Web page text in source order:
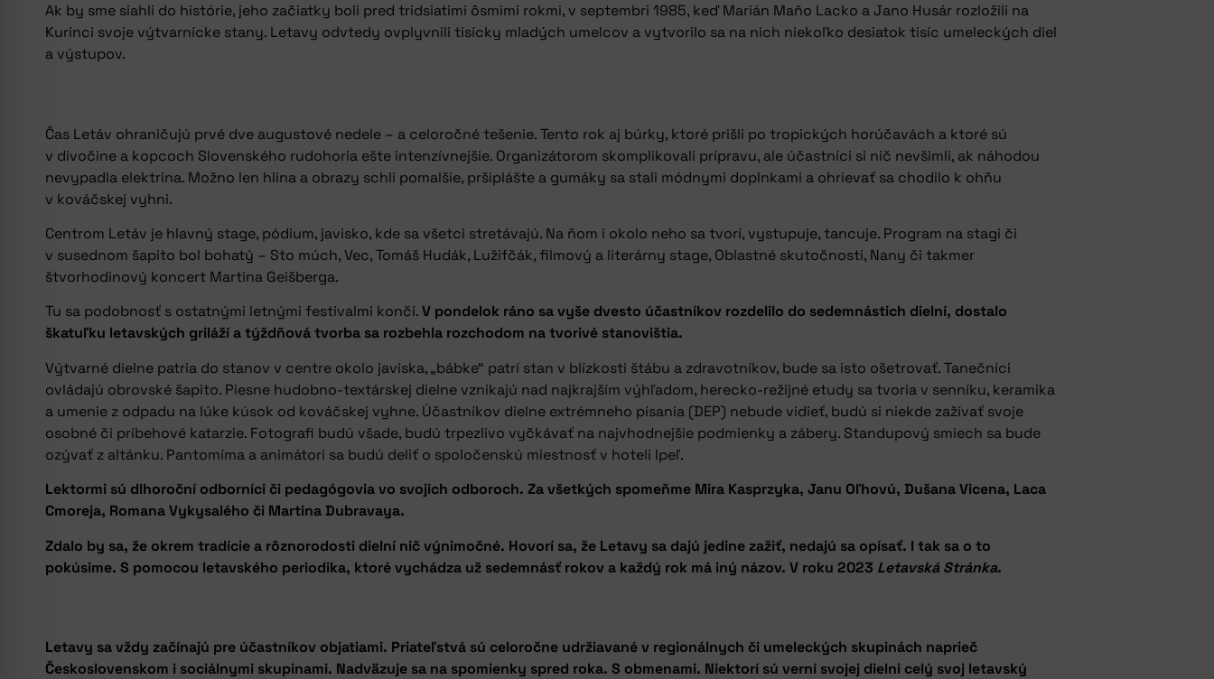
Ak by sme siahli do histórie, jeho začiatky boli pred tridsiatimi ôsmimi rokmi, v septembri 1985, keď Marián Maňo Lacko a Jano Husár rozložili na
Kurinci svoje výtvarnícke stany. Letavy odvtedy ovplyvnili tisícky mladých umelcov a vytvorilo sa na nich niekoľko desiatok tisíc umeleckých diel
a výstupov.
Čas Letáv ohraničujú prvé dve augustové nedele – a celoročné tešenie. Tento rok aj búrky, ktoré prišli po tropických horúčavách a ktoré sú
v divočine a kopcoch Slovenského rudohoria ešte intenzívnejšie. Organizátorom skomplikovali prípravu, ale účastníci si nič nevšimli, ak náhodou
nevypadla elektrina. Možno len hlina a obrazy schli pomalšie, pršiplášte a gumáky sa stali módnymi doplnkami a ohrievať sa chodilo k ohňu
v kováčskej vyhni.
Centrom Letáv je hlavný stage, pódium, javisko, kde sa všetci stretávajú. Na ňom i okolo neho sa tvorí, vystupuje, tancuje. Program na stagi či
v susednom šapito bol bohatý – Sto múch, Vec, Tomáš Hudák, Lužifčák, filmový a literárny stage, Oblastné skutočnosti, Nany či takmer
štvorhodinový koncert Martina Geišberga.
Tu sa podobnosť s ostatnými letnými festivalmi končí.V pondelok ráno sa vyše dvesto účastníkov rozdelilo do sedemnástich dielní, dostalo
škatuľku letavských griláží a týždňová tvorba sa rozbehla rozchodom na tvorivé stanovištia.
Výtvarné dielne patria do stanov v centre okolo javiska, „bábke“ patrí stan v blízkosti štábu a zdravotníkov, bude sa isto ošetrovať. Tanečníci
ovládajú obrovské šapito. Piesne hudobno-textárskej dielne vznikajú nad najkrajším výhľadom, herecko-režijné etudy sa tvoria v senníku, keramika
a umenie z odpadu na lúke kúsok od kováčskej vyhne. Účastníkov dielne extrémneho písania (DEP) nebude vidieť, budú si niekde zažívať svoje
osobné či príbehové katarzie. Fotografi budú všade, budú trpezlivo vyčkávať na najvhodnejšie podmienky a zábery. Standupový smiech sa bude
ozývať z altánku. Pantomíma a animátori sa budú deliť o spoločenskú miestnosť v hoteli Ipeľ.
Lektormi sú dlhoroční odborníci či pedagógovia vo svojich odboroch. Za všetkých spomeňme Mira Kasprzyka, Janu Oľhovú, Dušana Vicena, Laca
Cmoreja, Romana Vykysalého či Martina Dubravaya.
Zdalo by sa, že okrem tradície a rôznorodosti dielní nič výnimočné. Hovorí sa, že Letavy sa dajú jedine zažiť, nedajú sa opísať. I tak sa o to
pokúsime. S pomocou letavského periodika, ktoré vychádza už sedemnásť rokov a každý rok má iný názov. V roku 2023 Letavská Stránka.
Letavy sa vždy začínajú pre účastníkov objatiami. Priateľstvá sú celoročne udržiavané v regionálnych či umeleckých skupinách naprieč
Československom i sociálnymi skupinami. Nadväzuje sa na spomienky spred roka. S obmenami. Niektorí sú verní svojej dielni celý svoj letavský